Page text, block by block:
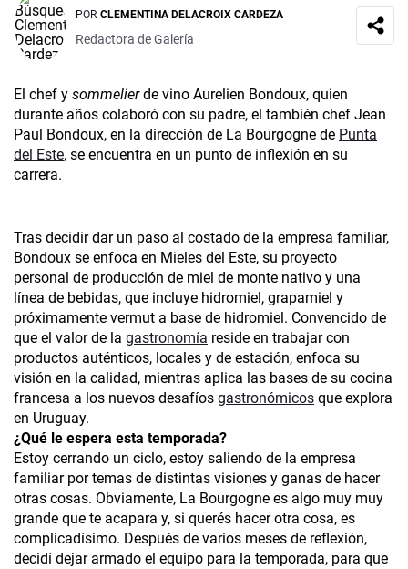
POR CLEMENTINA DELACROIX CARDEZA
Redactora de Galería
El chef y sommelierde vino Aurelien Bondoux, quien
durante años colaboró con su padre, el también chef Jean
Paul Bondoux, en la dirección de La Bourgogne de Punta
del Este, se encuentra en un punto de inflexión en su
carrera.
Tras decidir dar un paso al costado de la empresa familiar,
Bondoux se enfoca en Mieles del Este, su proyecto
personal de producción de miel de monte nativo y una
línea de bebidas, que incluye hidromiel, grapamiel y
próximamente vermut a base de hidromiel. Convencido de
que el valor de la gastronomía reside en trabajar con
productos auténticos, locales y de estación, enfoca su
visión en la calidad, mientras aplica las bases de su cocina
francesa a los nuevos desafíos gastronómicos que explora
en Uruguay.
¿Qué le espera esta temporada?
Estoy cerrando un ciclo, estoy saliendo de la empresa
familiar por temas de distintas visiones y ganas de hacer
otras cosas. Obviamente, La Bourgogne es algo muy muy
grande que te acapara y, si querés hacer otra cosa, es
complicadísimo. Después de varios meses de reflexión,
decidí dejar armado el equipo para la temporada, para que